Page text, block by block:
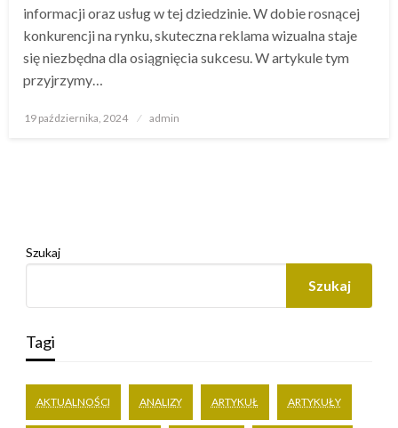
informacji oraz usług w tej dziedzinie. W dobie rosnącej
konkurencji na rynku, skuteczna reklama wizualna staje
się niezbędna dla osiągnięcia sukcesu. W artykule tym
przyjrzymy…
Opublikowane
19 października, 2024 admin
Szukaj
Szukaj
Tagi
AKTUALNOŚCI ANALIZY ARTYKUŁ ARTYKUŁY